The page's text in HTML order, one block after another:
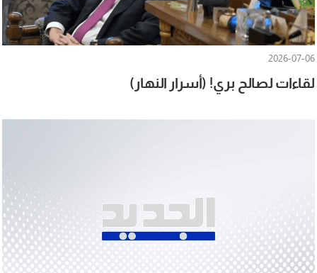
2026-07-06
لقاءات لصالح بري! (أسرار النهار)